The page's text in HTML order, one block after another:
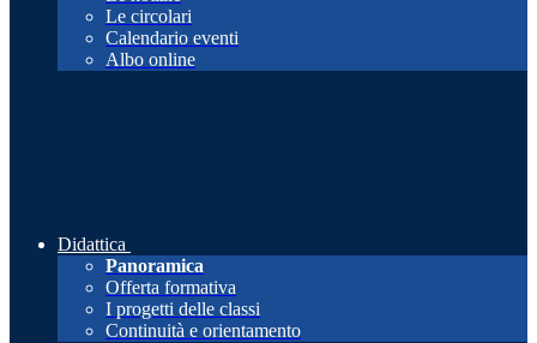
Le circolari
Calendario eventi
Albo online
Didattica
Panoramica
Offerta formativa
I progetti delle classi
Continuità e orientamento